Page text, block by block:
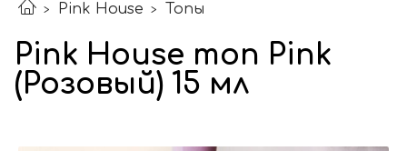
Pink House Топы
Pink House топ Pink
(Розовый) 15 мл